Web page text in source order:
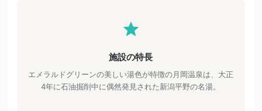
施設の特長
エメラルドグリーンの美しい湯色が特徴の月岡温泉は、大正
4年に石油掘削中に偶然発見された新潟平野の名湯。